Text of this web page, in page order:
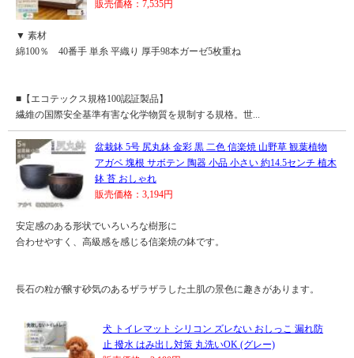
販売価格：7,535円
▼ 素材
綿100％ 40番手 単糸 平織り 厚手98本ガーゼ5枚重ね
■【エコテックス規格100認証製品】
繊維の国際安全基準有害な化学物質を規制する規格。世...
盆栽鉢 5号 尻丸鉢 金彩 黒 二色 信楽焼 山野草 観葉植物
アガベ 塊根 サボテン 陶器 小品 小さい 約14.5センチ 植木
鉢 苔 おしゃれ
販売価格：3,194円
安定感のある形状でいろいろな樹形に
合わせやすく、高級感を感じる信楽焼の鉢です。
長石の粒が醸す砂気のあるザラザラした土肌の景色に趣きがあります。
犬 トイレマット シリコン ズレない おしっこ 漏れ防
止 撥水 はみ出し対策 丸洗いOK (グレー)